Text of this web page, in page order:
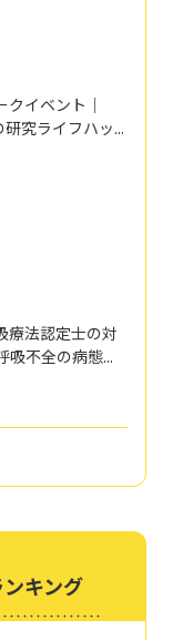
イベント｜
研究ライフハッ...
療法認定士の対
吸不全の病態...
キング